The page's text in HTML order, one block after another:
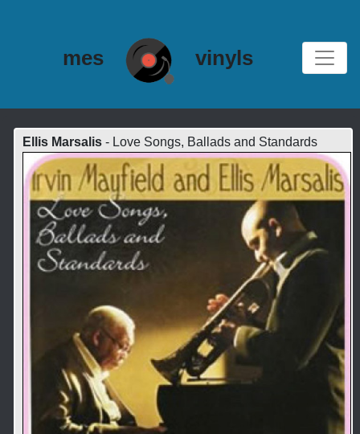
mes vinyls
Ellis Marsalis- Love Songs, Ballads and Standards